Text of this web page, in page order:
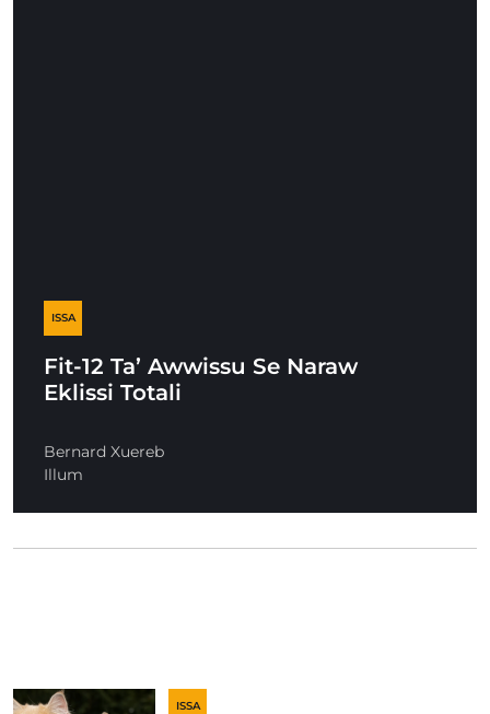
ISSA
Fit-12 Ta’ Awwissu Se Naraw
Eklissi Totali
Bernard Xuereb
Illum
ISSA